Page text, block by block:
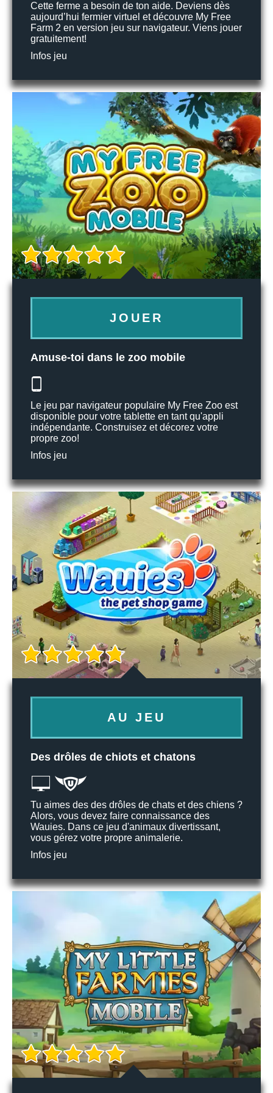
Cette ferme a besoin de ton aide. Deviens dès
aujourd’hui fermier virtuel et découvre My Free
Farm 2 en version jeu sur navigateur. Viens jouer
gratuitement!
Infos jeu
JOUER
Amuse-toi dans le zoo mobile
Le jeu par navigateur populaire My Free Zoo est
disponible pour votre tablette en tant qu'appli
indépendante. Construisez et décorez votre
propre zoo!
Infos jeu
AU JEU
Des drôles de chiots et chatons
Tu aimes des des drôles de chats et des chiens ?
Alors, vous devez faire connaissance des
Wauies. Dans ce jeu d'animaux divertissant,
vous gérez votre propre animalerie.
Infos jeu